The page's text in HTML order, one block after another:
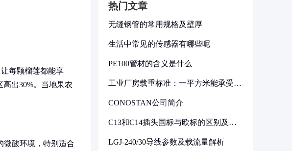
每颗榴莲都能享
出30%。当地果农
微酸环境，特别适合
热门文章
无缝钢管的常用规格及壁厚
生活中常见的传感器有哪些呢
PE100管材的含义是什么
工业厂房载重标准：一平方米能承受多
CONOSTAN公司简介
C13和C14插头国标与欧标的区别及其
LGJ-240/30导线参数及载流量解析